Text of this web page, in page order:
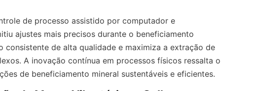
de processo assistido por computador e
ajustes mais precisos durante o beneficiamento
consistente de alta qualidade e maximiza a extração de
A inovação contínua em processos físicos ressalta o